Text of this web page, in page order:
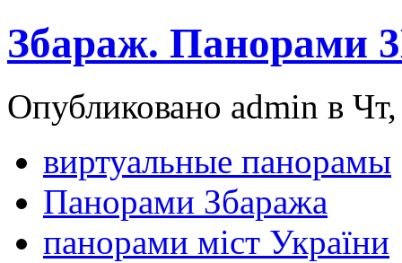
Збараж. Панорами
Опубликовано admin в
виртуальные панорамы
Панорами Збаража
панорами міст України